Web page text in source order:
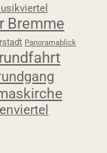
Bremme
Panoramablick